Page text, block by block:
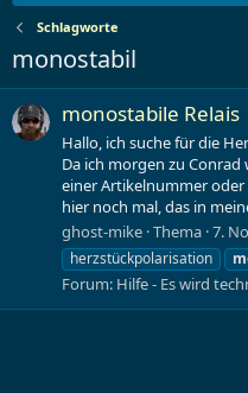
Schlagworte
monostabil
monostabile Relais
Hallo, ich suche für die
Da ich morgen zu
einer Artikelnummer oder
hier noch mal, das in
ghost-mike Thema 7.
herzstückpolarisation
Forum: Hilfe - Es wird